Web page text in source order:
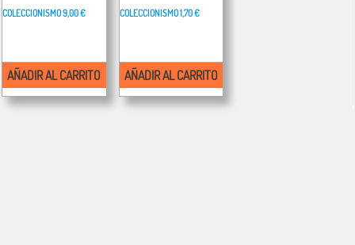
COLECCIONISMO9,00 €
AÑADIR AL CARRITO
COLECCIONISMO1,70 €
AÑADIR AL CARRITO